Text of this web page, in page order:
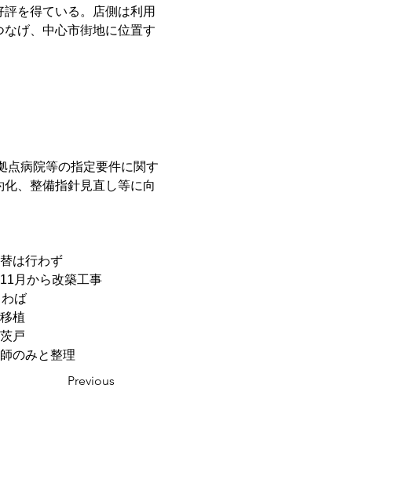
を得ている。店側は利用
げ、中心市街地に位置す
病院等の指定要件に関す
、整備指針見直し等に向
は行わず
月から改築工事
ば
植
戸
のみと整理
Previous